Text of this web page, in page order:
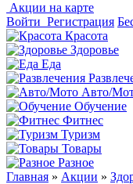
Акции на карте
Войти Регистрация
Красота
Здоровье
Еда
Авто/
Обучение
Фитнес
Туризм
Товары
Разное
Главная » Акции »